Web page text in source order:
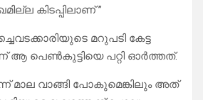
കിടപ്പിലാണ് ”
മറുപടി കേട്ട
ആ പെൺകുട്ടിയെ പറ്റി ഓർത്തത്.
മാല വാങ്ങി പോകുമെങ്കിലും അത്